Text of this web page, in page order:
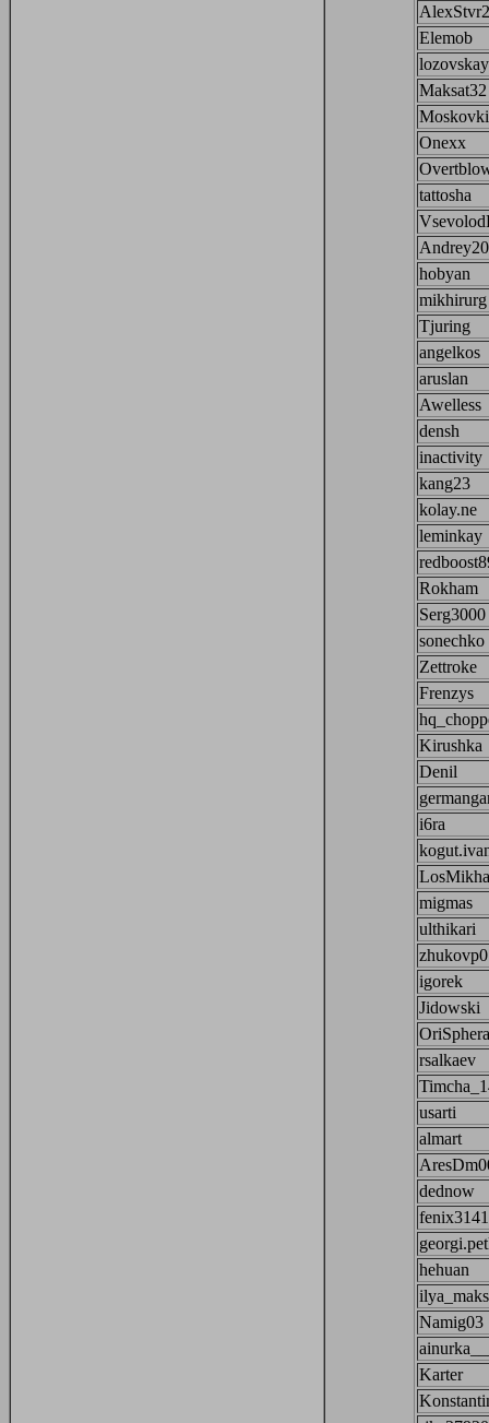
Elemob
Maksat32
Onexx
tattosha
hobyan
mikhirurg
Tjuring
angelkos
aruslan
Awelless
densh
inactivity
kang23
kolay.ne
leminkay
Rokham
Serg3000
sonechko
Zettroke
Frenzys
Kirushka
Denil
i6ra
LosMikha
migmas
ulthikari
igorek
Jidowski
OriSphera
rsalkaev
usarti
almart
dednow
hehuan
Namig03
Karter